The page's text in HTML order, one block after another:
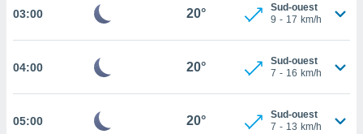
ACCEPTER
CONTINUER
03:00 20°
Sud-ouest
9 - 17 km/h
04:00 20°
Sud-ouest
7 - 16 km/h
05:00 20°
Sud-ouest
7 - 13 km/h